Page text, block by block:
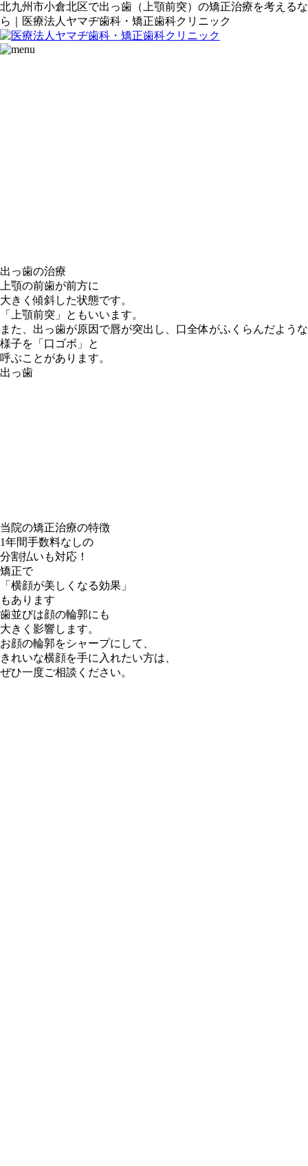
北九州市小倉北区で出っ歯（上顎前突）の矯正治療を考えるな
ら｜医療法人ヤマヂ歯科・矯正歯科クリニック
出っ歯の治療
上顎の前歯が前方に
大きく傾斜した状態です。
「
上顎前突 」ともいいます。
また、出っ歯が原因で唇が突出し、口全体がふくらんだような
様子を「 口ゴボ 」と
呼ぶことがあります。
出っ歯
当院の矯正治療の特徴
1年間手数料なしの
分割払いも対応！
矯正で
「横顔が美しくなる効果」
もあります
歯並びは顔の輪郭にも
大きく影響します。
お顔の輪郭をシャープにして、
きれいな横顔を手に入れたい方は、
ぜひ一度ご相談ください。